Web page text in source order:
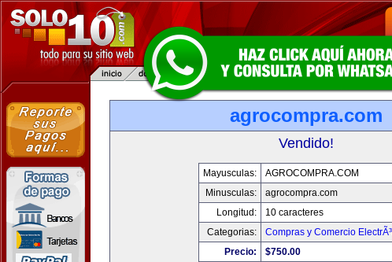
agrocompra.com
Vendido!
Mayusculas:
AGROCOMPRA.COM
Minusculas:
agrocompra.com
Longitud:
10 caracteres
Categorias:
Compras y Comercio
Precio:
$750.00